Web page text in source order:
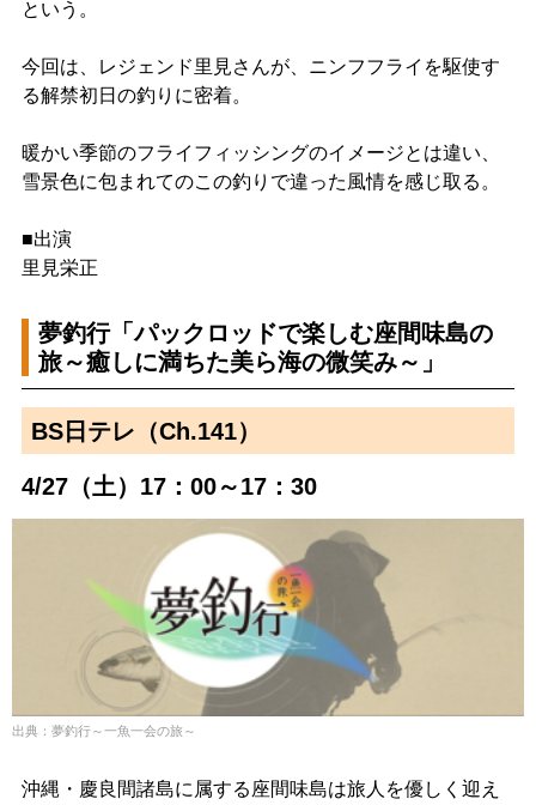
という。
今回は、レジェンド里見さんが、ニンフフライを駆使す
る解禁初日の釣りに密着。
暖かい季節のフライフィッシングのイメージとは違い、
雪景色に包まれてのこの釣りで違った風情を感じ取る。
■出演
里見栄正
夢釣行「パックロッドで楽しむ座間味島の
旅～癒しに満ちた美ら海の微笑み～」
BS日テレ（Ch.141）
4/27（土）17：00～17：30
出典：夢釣行～一魚一会の旅～
沖縄・慶良間諸島に属する座間味島は旅人を優しく迎え